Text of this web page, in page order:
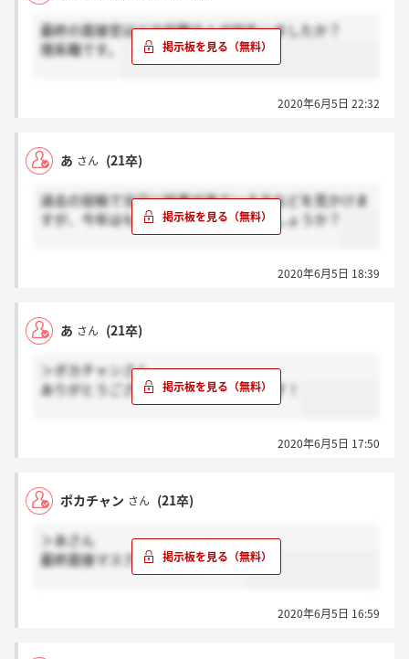
最終の面接官はどの役職の人が何名いましたか？
理系職です。
2020年6月5日 22:32
あ さん (21卒)
過去の投稿で当日に結果が来ている方などを見かけま
すが、今年はもう内定出た方いるのでしょうか？
2020年6月5日 18:39
あ さん (21卒)
＞ポカチャンさん
ありがとうございます！お疲れさまです！
2020年6月5日 17:50
ポカチャン さん (21卒)
＞あさん
最終面接マスクしたままでした。
2020年6月5日 16:59